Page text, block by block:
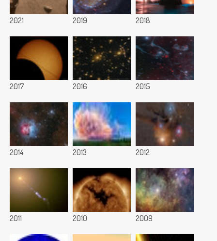
2021 2019 2018
2017 2016 2015
2014 2013 2012
2011 2010 2009